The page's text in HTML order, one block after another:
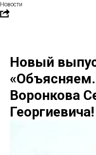
Новости
Новый
Воронкова
Георгиевича!